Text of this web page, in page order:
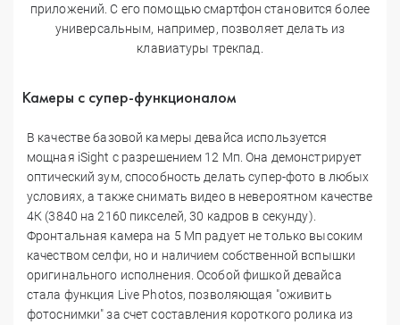
приложений. С его помощью смартфон становится более
универсальным, например, позволяет делать из
клавиатуры трекпад.
Камеры с супер-функционалом
В качестве базовой камеры девайса используется
мощная iSight с разрешением 12 Мп. Она демонстрирует
оптический зум, способность делать супер-фото в любых
условиях, а также снимать видео в невероятном качестве
4К (3840 на 2160 пикселей, 30 кадров в секунду).
Фронтальная камера на 5 Мп радует не только высоким
качеством селфи, но и наличием собственной вспышки
оригинального исполнения. Особой фишкой девайса
стала функция Live Photos, позволяющая "оживить
фотоснимки" за счет составления короткого ролика из